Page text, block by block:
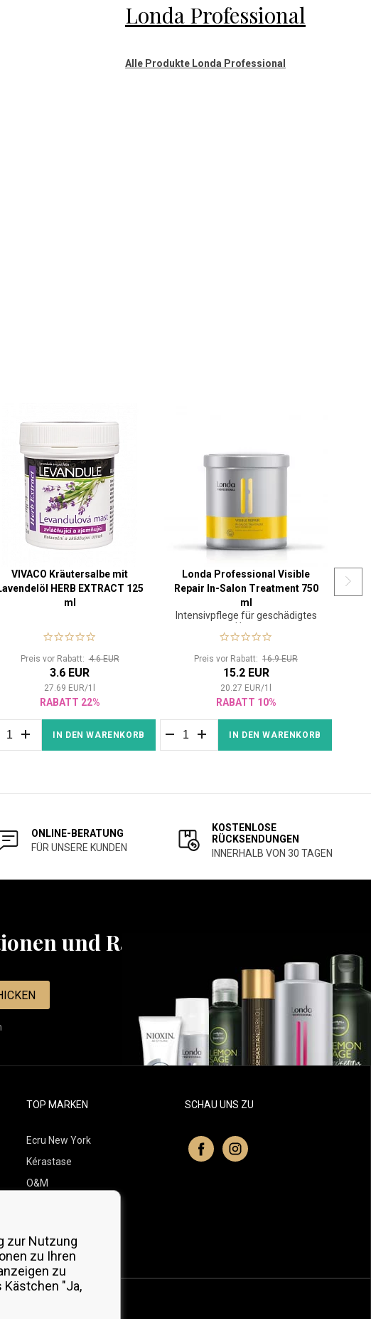
Londa Professional
Alle Produkte Londa Professional
VIVACO Kräutersalbe mit
HERB EXTRACT 125
ml
Preis vor Rabatt:4.6 EUR
3.6 EUR
27.69 EUR/1
RABATT 22%
IN DEN WARENKORB
Londa Professional Visible
Repair In-Salon Treatment 750
ml
Intensivpflege für geschädigtes
Haar
Preis vor Rabatt: 16.9 EUR
15.2 EUR
20.27 EUR/1
RABATT 10%
IN DEN WARENKORB
ONLINE-BERATUNG
FÜR UNSERE KUNDEN
KOSTENLOSE
RÜCKSENDUNGEN
INNERHALB VON 30 TAGEN
und Rabatten
TOP MARKEN
Ecru New York
Kérastase
O&M
Zenz Organic
SCHAU UNS ZU
zur Nutzung
zu Ihren
zu
Kästchen "Ja,